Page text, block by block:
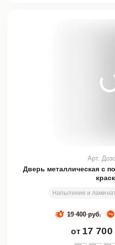
Дверь металлическая с
Напыление и
Арт.
19 400 руб.
от 17 700